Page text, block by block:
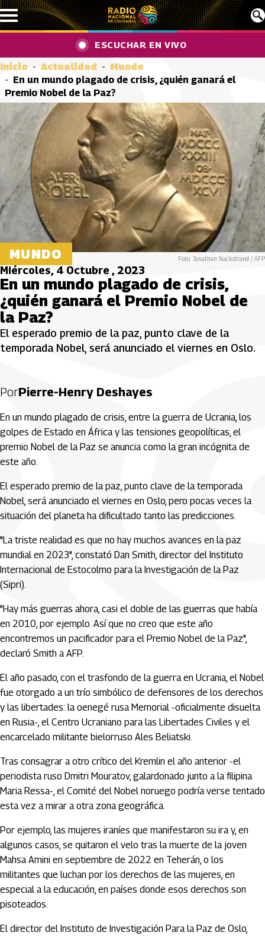
Pasar al contenido principal
ESCUCHAR EN VIVO
Inicio Actualidad
Mundo
En un mundo plagado de crisis, ¿quién ganará el
Premio Nobel de la Paz?
MUNDO Foto: Jonathan Nackstrand / AFP
Miércoles, 4 Octubre , 2023
En un mundo plagado de crisis,
¿quién ganará el Premio Nobel de
la Paz?
El esperado premio de la paz, punto clave de la
temporada Nobel, será anunciado el viernes en Oslo.
PorPierre-Henry Deshayes
En un mundo plagado de crisis, entre la guerra de Ucrania, los
golpes de Estado en África y las tensiones geopolíticas, el
premio Nobel de la Paz se anuncia como la gran incógnita de
este año.
El esperado premio de la paz, punto clave de la temporada
Nobel, será anunciado el viernes en Oslo, pero pocas veces la
situación del planeta ha dificultado tanto las predicciones.
"La triste realidad es que no hay muchos avances en la paz
mundial en 2023", constató Dan Smith, director del Instituto
Internacional de Estocolmo para la Investigación de la Paz
(Sipri).
"Hay más guerras ahora, casi el doble de las guerras que había
en 2010, por ejemplo. Así que no creo que este año
encontremos un pacificador para el Premio Nobel de la Paz",
declaró Smith a AFP.
El año pasado, con el trasfondo de la guerra en Ucrania, el Nobel
fue otorgado a un trío simbólico de defensores de los derechos
y las libertades: la oenegé rusa Memorial -oficialmente disuelta
en Rusia-, el Centro Ucraniano para las Libertades Civiles y el
encarcelado militante bielorruso Ales Beliatski.
Tras consagrar a otro crítico del Kremlin el año anterior -el
periodista ruso Dmitri Mouratov, galardonado junto a la filipina
Maria Ressa-, el Comité del Nobel noruego podría verse tentado
esta vez a mirar a otra zona geográfica.
Por ejemplo, las mujeres iraníes que manifestaron su ira y, en
algunos casos, se quitaron el velo tras la muerte de la joven
Mahsa Amini en septiembre de 2022 en Teherán, o los
militantes que luchan por los derechos de las mujeres, en
especial a la educación, en países donde esos derechos son
pisoteados.
El director del Instituto de Investigación Para la Paz de Oslo,